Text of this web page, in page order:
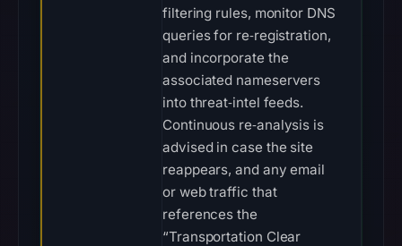
filtering rules, monitor DNS
queries for re‑registration,
and incorporate the
associated nameservers
into threat‑intel feeds.
Continuous re‑analysis is
advised in case the site
reappears, and any email
or web traffic that
references the
“Transportation Clear